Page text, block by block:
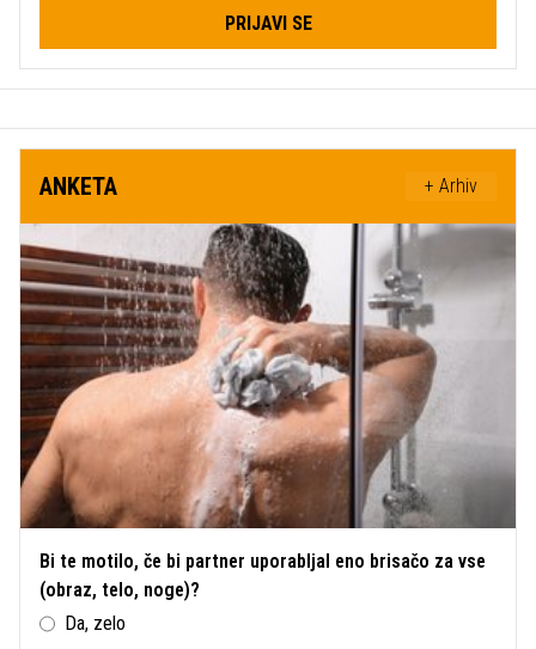
PRIJAVI SE
ANKETA + Arhiv
Bi te motilo, če bi partner uporabljal eno brisačo za vse
(obraz, telo, noge)?
Da, zelo